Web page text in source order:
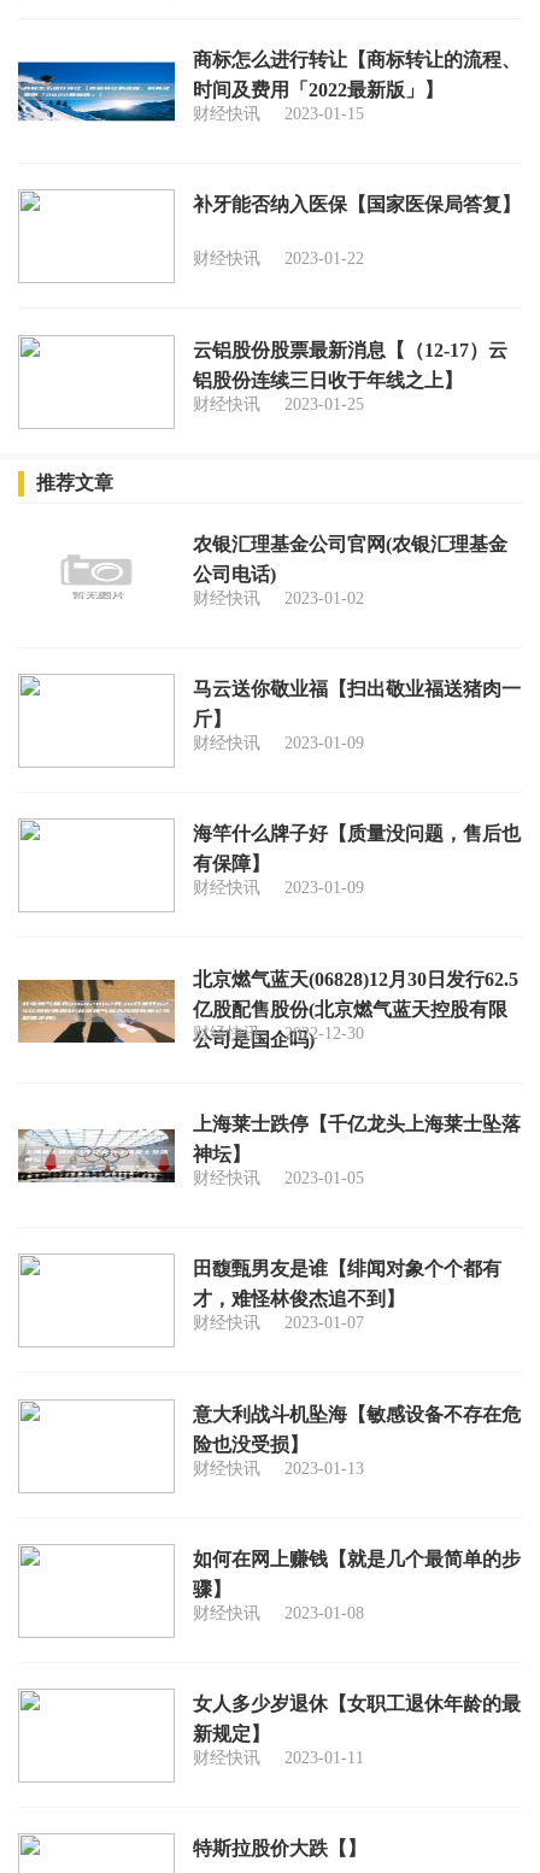
商标怎么进行转让【商标转让的流程、
时间及费用「2022最新版」】
财经快讯 2023-01-15
补牙能否纳入医保【国家医保局答复】
财经快讯 2023-01-22
云铝股份股票最新消息【（12-17）云
铝股份连续三日收于年线之上】
财经快讯 2023-01-25
推荐文章
农银汇理基金公司官网(农银汇理基金
公司电话)
财经快讯 2023-01-02
马云送你敬业福【扫出敬业福送猪肉一
斤】
财经快讯 2023-01-09
海竿什么牌子好【质量没问题，售后也
有保障】
财经快讯 2023-01-09
北京燃气蓝天(06828)12月30日发行62.5
亿股配售股份(北京燃气蓝天控股有限
公司是国企吗)
财经快讯 2022-12-30
上海莱士跌停【千亿龙头上海莱士坠落
神坛】
财经快讯 2023-01-05
田馥甄男友是谁【绯闻对象个个都有
才，难怪林俊杰追不到】
财经快讯 2023-01-07
意大利战斗机坠海【敏感设备不存在危
险也没受损】
财经快讯 2023-01-13
如何在网上赚钱【就是几个最简单的步
骤】
财经快讯 2023-01-08
女人多少岁退休【女职工退休年龄的最
新规定】
财经快讯 2023-01-11
特斯拉股价大跌【】